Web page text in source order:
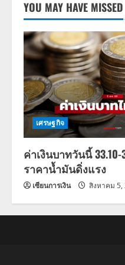
YOU MAY HAVE MISSED
เศรษฐกิจ
ค่าเงินบาทวันนี้
ราคาน้ำมันดิ่งแรง
เซียนการเงิน สิงหาคม 5,